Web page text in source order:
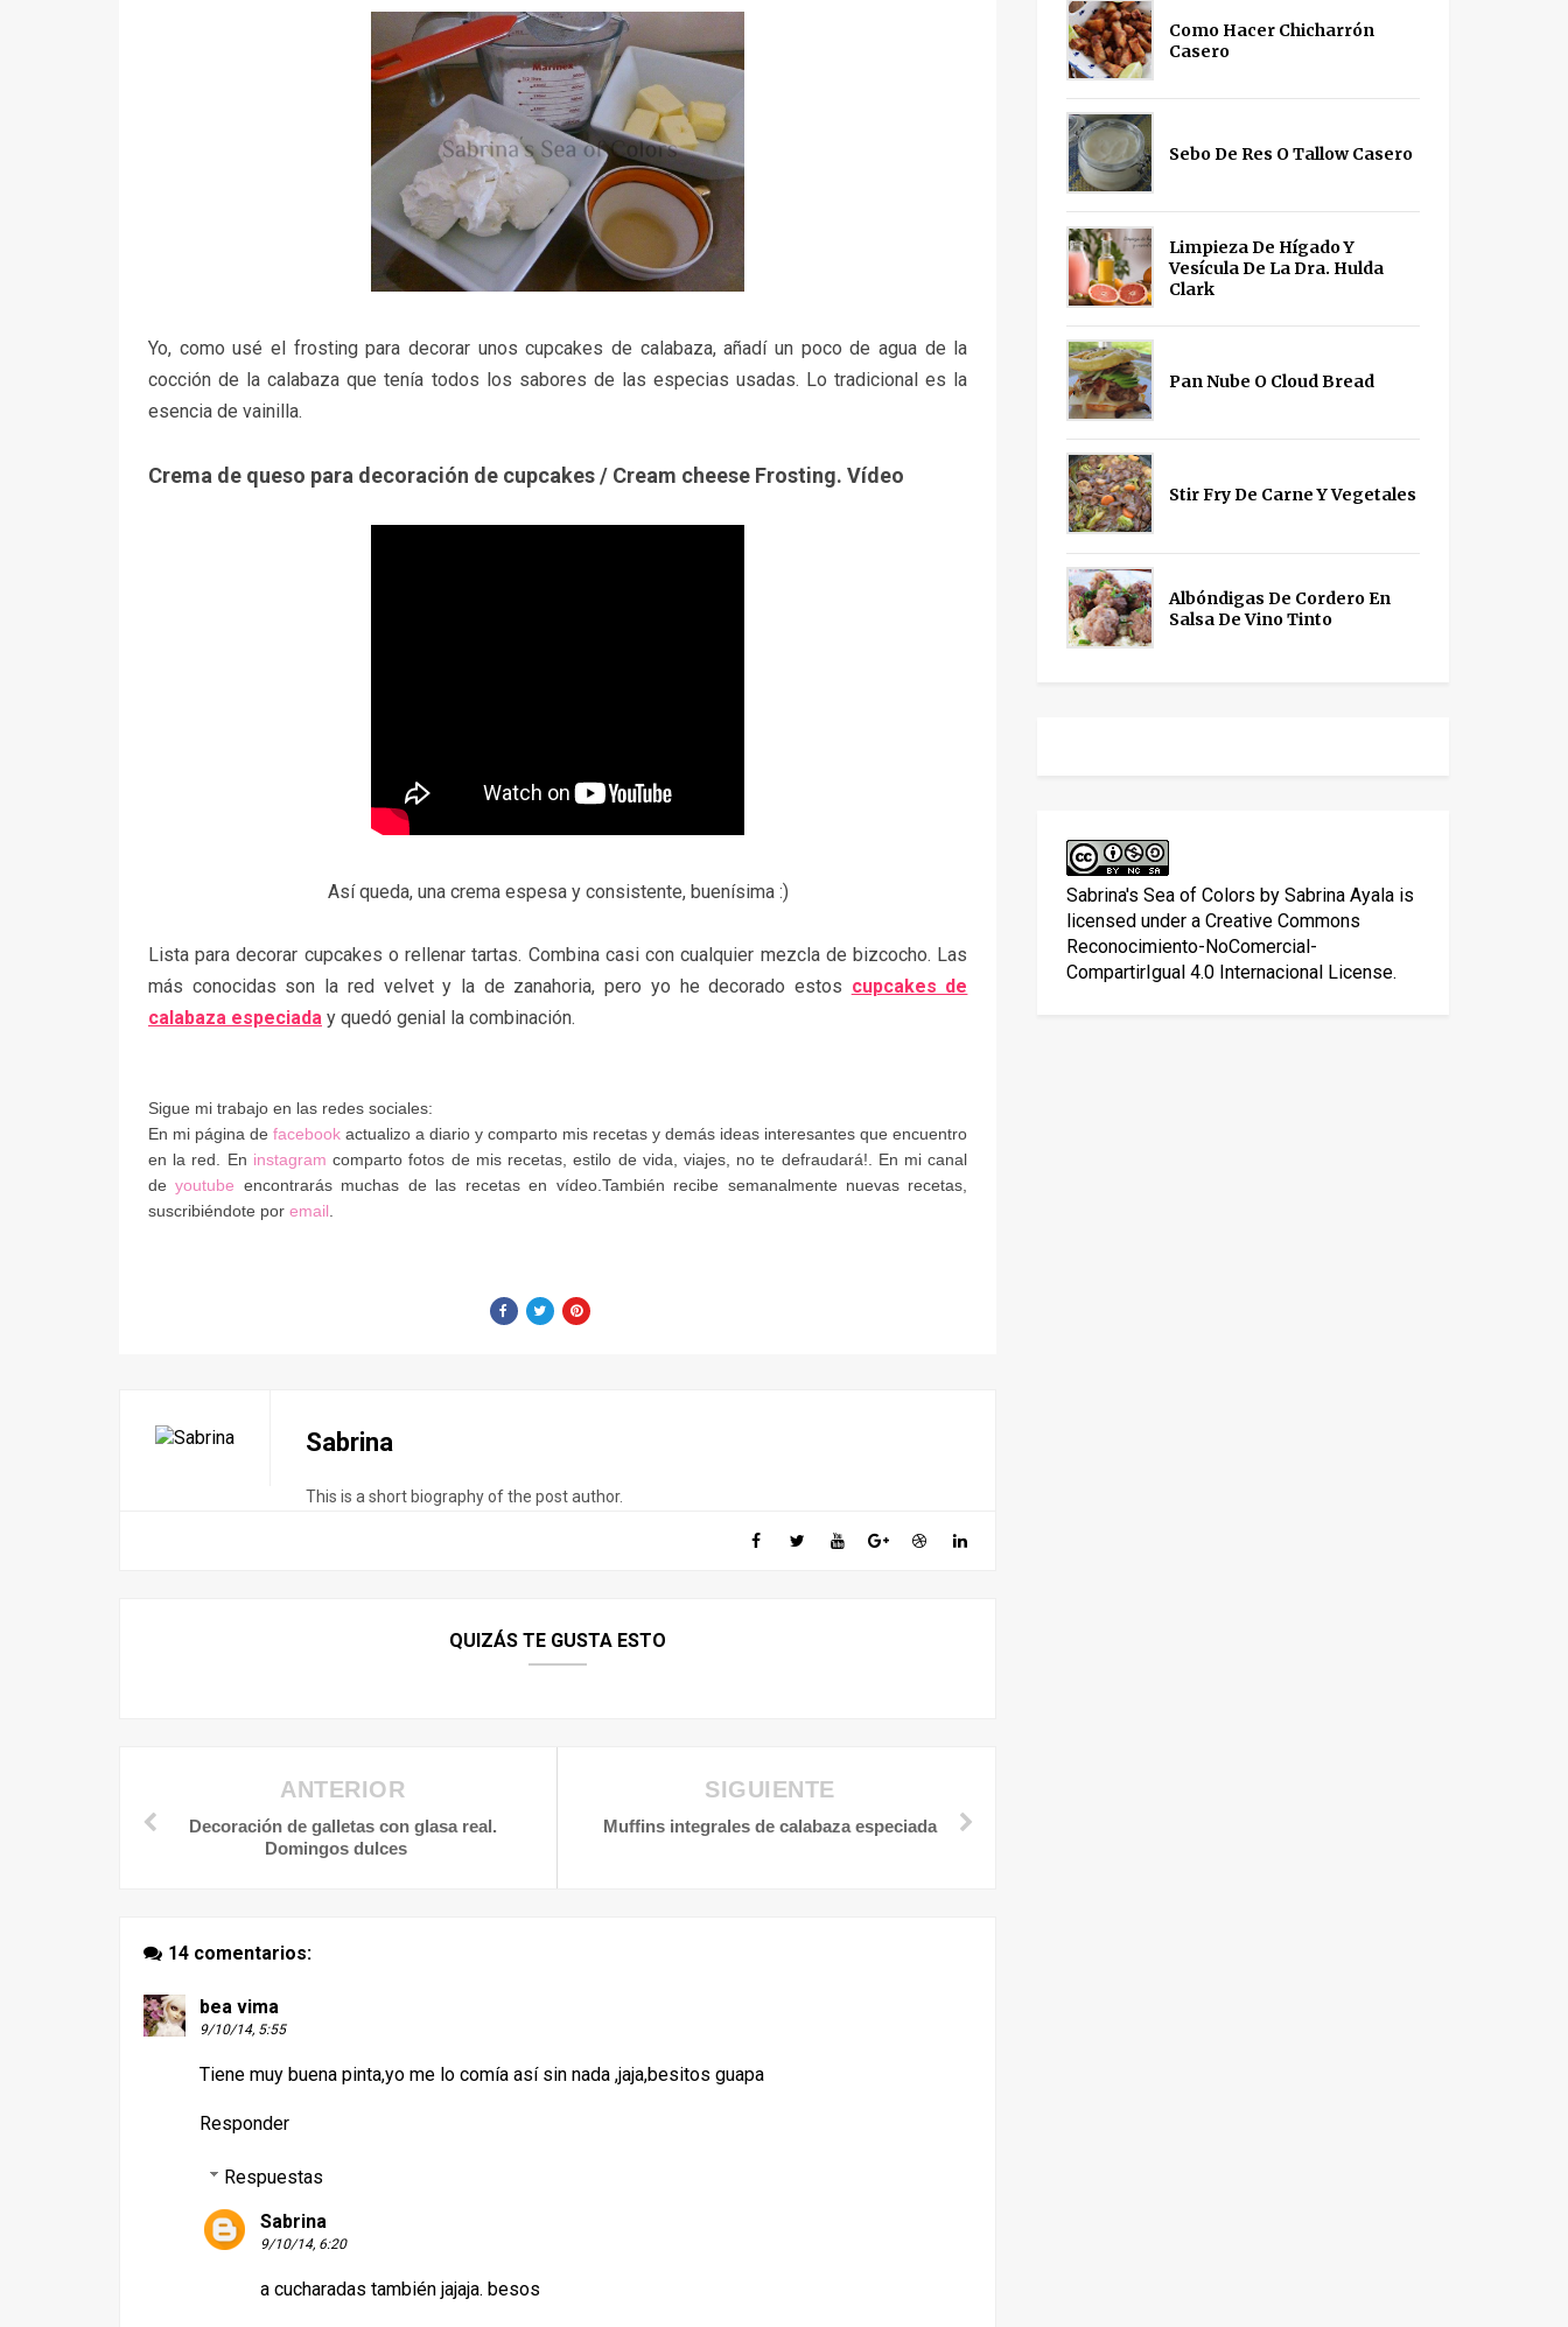
Yo, como usé el frosting para decorar unos cupcakes de calabaza, añadí un poco de agua de la
cocción de la calabaza que tenía todos los sabores de las especias usadas. Lo tradicional es la
esencia de vainilla.
Crema de queso para decoración de cupcakes / Cream cheese Frosting. Vídeo
Así queda, una crema espesa y consistente, buenísima :)
Lista para decorar cupcakes o rellenar tartas. Combina casi con cualquier mezcla de bizcocho. Las
más conocidas son la red velvet y la de zanahoria, pero yo he decorado estos cupcakes de
calabaza especiada y quedó genial la combinación.
Sigue mi trabajo en las redes sociales:
En mi página defacebook actualizo a diario y comparto mis recetas y demás ideas interesantes que encuentro
en la red. En instagram comparto fotos de mis recetas, estilo de vida, viajes, no te defraudará!. En mi canal
deyoutube encontrarás muchas de las recetas en vídeo.También recibe semanalmente nuevas recetas,
suscribiéndote por email
Sabrina
This is a short biography of the post author.
QUIZÁS TE GUSTA ESTO
SIGUIENTE
Muffins integrales de calabaza especiada
ANTERIOR
Decoración de galletas con glasa real.
Domingos dulces
14 comentarios:
bea vima
9/10/14, 5:55
Tiene muy buena pinta,yo me lo comía así sin nada ,jaja,besitos guapa
Responder
Respuestas
Sabrina
9/10/14, 6:20
a cucharadas también jajaja. besos
Como Hacer Chicharrón
Casero
Sebo De Res O Tallow Casero
Limpieza De Hígado Y
Vesícula De La Dra. Hulda
Clark
Pan Nube O Cloud Bread
Stir Fry De Carne Y Vegetales
Albóndigas De Cordero En
Salsa De Vino Tinto
Sabrina's Sea of Colors by Sabrina Ayalais
licensed under a Creative Commons
Reconocimiento-NoComercial-
CompartirIgual 4.0 Internacional License.